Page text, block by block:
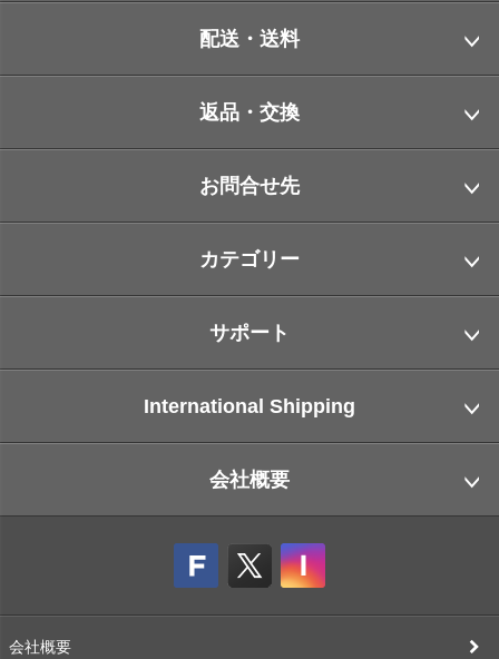
配送・送料
返品・交換
お問合せ先
カテゴリー
サポート
International Shipping
会社概要
会社概要